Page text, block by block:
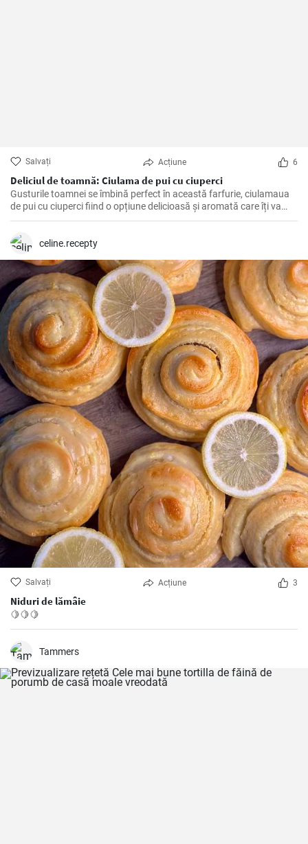
Salvați Acțiune 6
Deliciul de toamnă: Ciulama de pui cu ciuperci
Gusturile toamnei se îmbină perfect în această farfurie, ciulamaua
de pui cu ciuperci fiind o opțiune delicioasă și aromată care îți va
delecta papilele gustative!
celine.recepty
Salvați Acțiune 3
Niduri de lămâie
🍋🍋🍋
Tammers